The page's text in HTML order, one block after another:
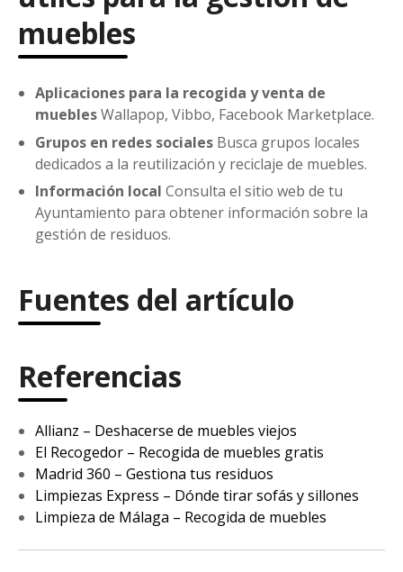
muebles
Aplicaciones para la recogida y venta de
mueblesWallapop, Vibbo, Facebook Marketplace.
Grupos en redes sociales Busca grupos locales
dedicados a la reutilización y reciclaje de muebles.
Información local Consulta el sitio web de tu
Ayuntamiento para obtener información sobre la
gestión de residuos.
Fuentes del artículo
Referencias
Allianz – Deshacerse de muebles viejos
El Recogedor – Recogida de muebles gratis
Madrid 360 – Gestiona tus residuos
Limpiezas Express – Dónde tirar sofás y sillones
Limpieza de Málaga – Recogida de muebles